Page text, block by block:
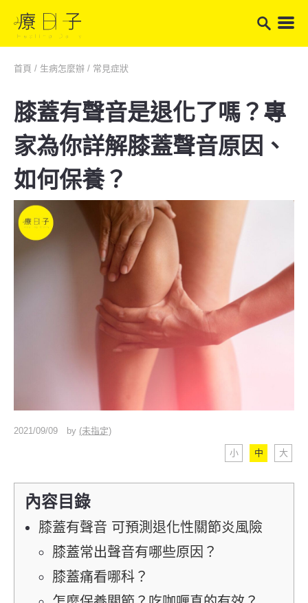
首頁 / 生病怎麼辦 / 常見症狀
膝蓋有聲音是退化了嗎？專
家為你詳解膝蓋聲音原因、
如何保養？
2021/09/09 by (未指定)
小 中 大
內容目錄
膝蓋有聲音 可預測退化性關節炎風險
膝蓋常出聲音有哪些原因？
膝蓋痛看哪科？